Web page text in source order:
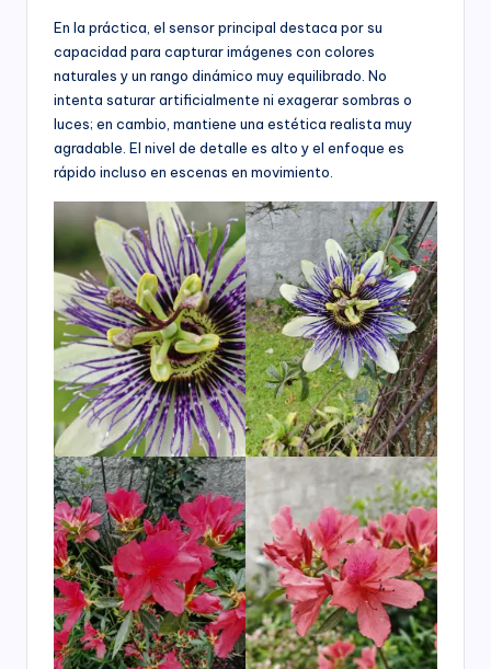
En la práctica, el sensor principal destaca por su
capacidad para capturar imágenes con colores
naturales y un rango dinámico muy equilibrado. No
intenta saturar artificialmente ni exagerar sombras o
luces; en cambio, mantiene una estética realista muy
agradable. El nivel de detalle es alto y el enfoque es
rápido incluso en escenas en movimiento.